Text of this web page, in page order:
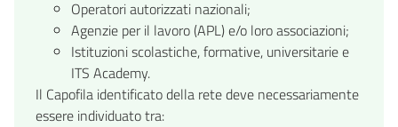
Operatori autorizzati nazionali;
Agenzie per il lavoro (APL) e/o loro associazioni;
Istituzioni scolastiche, formative, universitarie e
ITS Academy.
Il Capofila identificato della rete deve necessariamente
essere individuato tra: